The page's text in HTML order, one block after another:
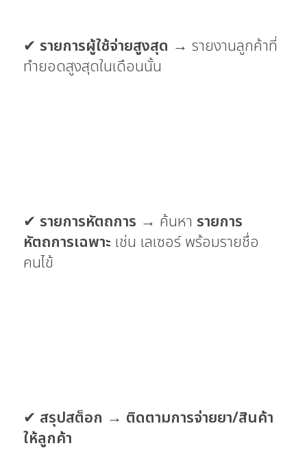
✔ รายการผู้ใช้จ่ายสูงสุด → รายงานลูกค้าที่
ทำยอดสูงสุดในเดือนนั้น
✔ รายการหัตถการ → ค้นหา รายการ
หัตถการเฉพาะ เช่น เลเซอร์ พร้อมรายชื่อ
คนไข้
✔ สรุปสต็อก → ติดตามการจ่ายยา/สินค้า
ให้ลูกค้า